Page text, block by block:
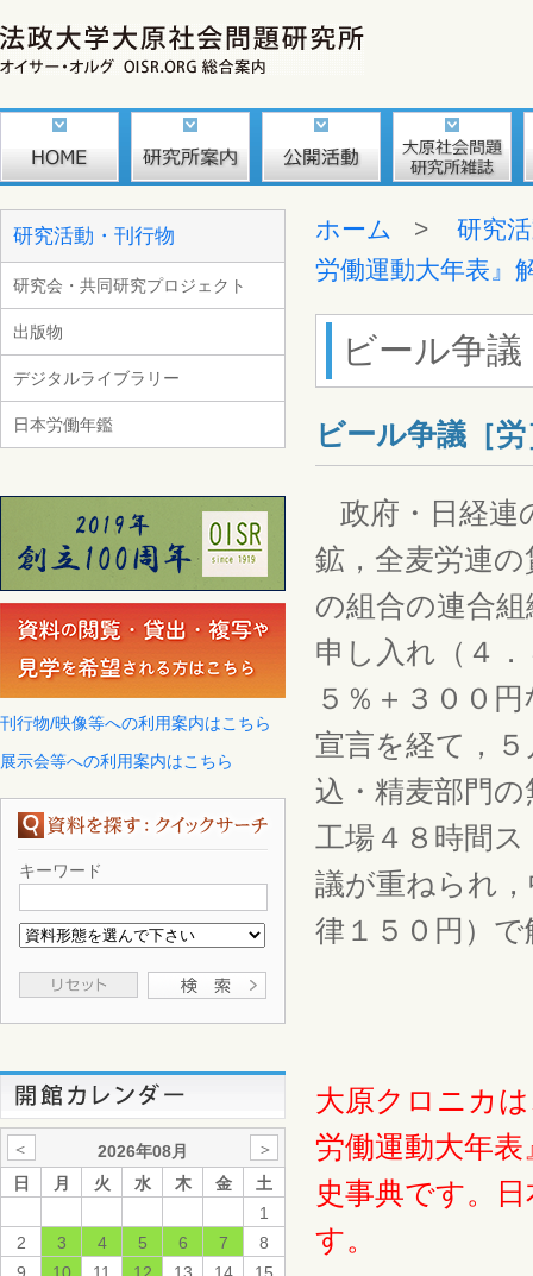
研究活動・刊行物
研究会・共同研究プロジェクト
出版物
デジタルライブラリー
日本労働年鑑
刊行物/映像等への利用案内はこちら
展示会等への利用案内はこちら
キーワード
＜ 2026年08月
＞
日
月 火 水 木 金
土
1
2
3 4 5 6 7
8
ホーム > 研究
労働運動大年表』
ビール争
ビール争議［
政府・日経連
鉱，全麦労連
の組合の連合
申し入れ（４
５％＋３００
宣言を経て，
込・精麦部門
工場４８時間
議が重ねられ
律１５０円）
大原クロニカ
労働運動大年
史事典です。
す。